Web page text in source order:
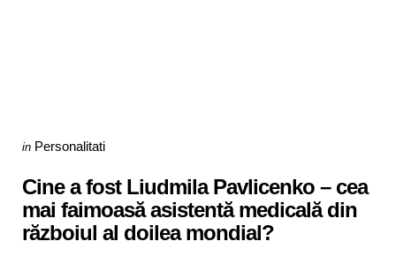
Categories
Posted
in Personalitati
Cine a fost Liudmila Pavlicenko – cea
mai faimoasă asistentă medicală din
războiul al doilea mondial?